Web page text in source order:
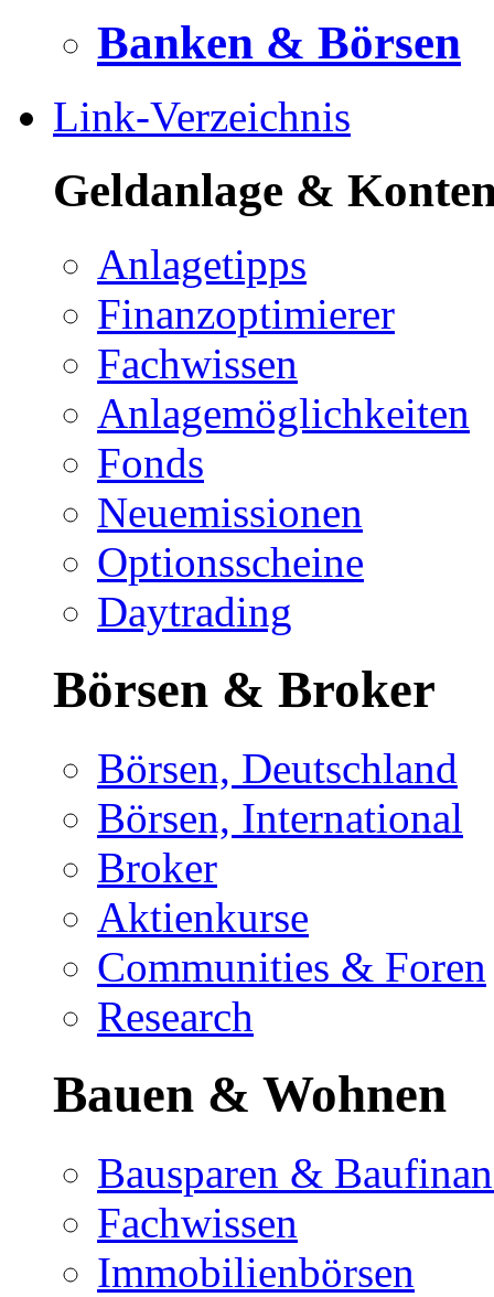
Banken & Börsen
Link-Verzeichnis
Geldanlage &
Anlagetipps
Finanzoptimierer
Fachwissen
Anlagemöglichkeiten
Fonds
Neuemissionen
Optionsscheine
Daytrading
Börsen & Broker
Börsen, Deutschland
Börsen, International
Broker
Aktienkurse
Communities & Foren
Research
Bauen & Wohnen
Bausparen &
Fachwissen
Immobilienbörsen